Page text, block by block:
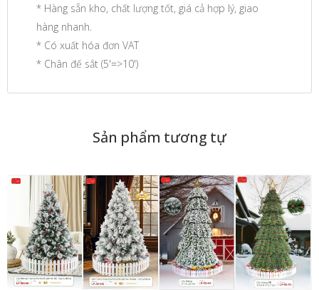
* Hàng sẵn kho, chất lượng tốt, giá cả hợp lý, giao
hàng nhanh.
* Có xuất hóa đơn VAT
* Chân đế sắt (5'=>10')
Sản phẩm tương tự